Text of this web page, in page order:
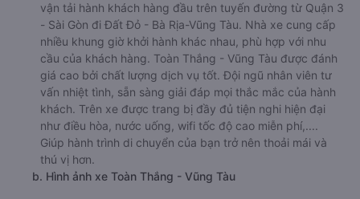
vận tải hành khách hàng đầu trên tuyến đường từ Quận 3
- Sài Gòn đi Đất Đỏ - Bà Rịa-Vũng Tàu. Nhà xe cung cấp
nhiều khung giờ khởi hành khác nhau, phù hợp với nhu
cầu của khách hàng. Toàn Thắng - Vũng Tàu được đánh
giá cao bởi chất lượng dịch vụ tốt. Đội ngũ nhân viên tư
vấn nhiệt tình, sẵn sàng giải đáp mọi thắc mắc của hành
khách. Trên xe được trang bị đầy đủ tiện nghi hiện đại
như điều hòa, nước uống, wifi tốc độ cao miễn phí,....
Giúp hành trình di chuyển của bạn trở nên thoải mái và
thú vị hơn.
b. Hình ảnh xe Toàn Thắng - Vũng Tàu